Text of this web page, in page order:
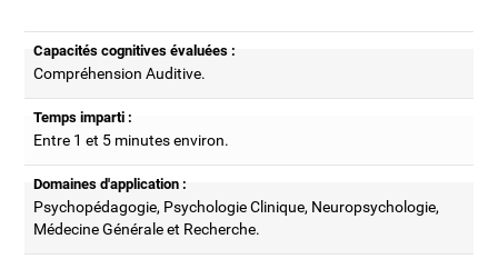
Capacités cognitives évaluées :
Compréhension Auditive.
Temps imparti :
Entre 1 et 5 minutes environ.
Domaines d'application :
Psychopédagogie, Psychologie Clinique, Neuropsychologie,
Médecine Générale et Recherche.